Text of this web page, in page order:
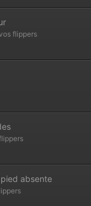
flippers
absente